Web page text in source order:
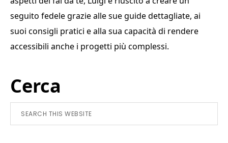
seguito fedele grazie alle sue guide dettagliate, ai
suoi consigli pratici e alla sua capacità di rendere
accessibili anche i progetti più complessi.
Primary
Sidebar
Cerca
Search
this